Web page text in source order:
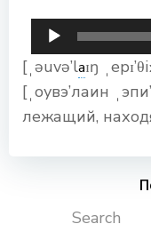
Аудиоплеер
[ˌəuvə’laɪŋ
[ˌоувэ’лаин
лежащий,
Search